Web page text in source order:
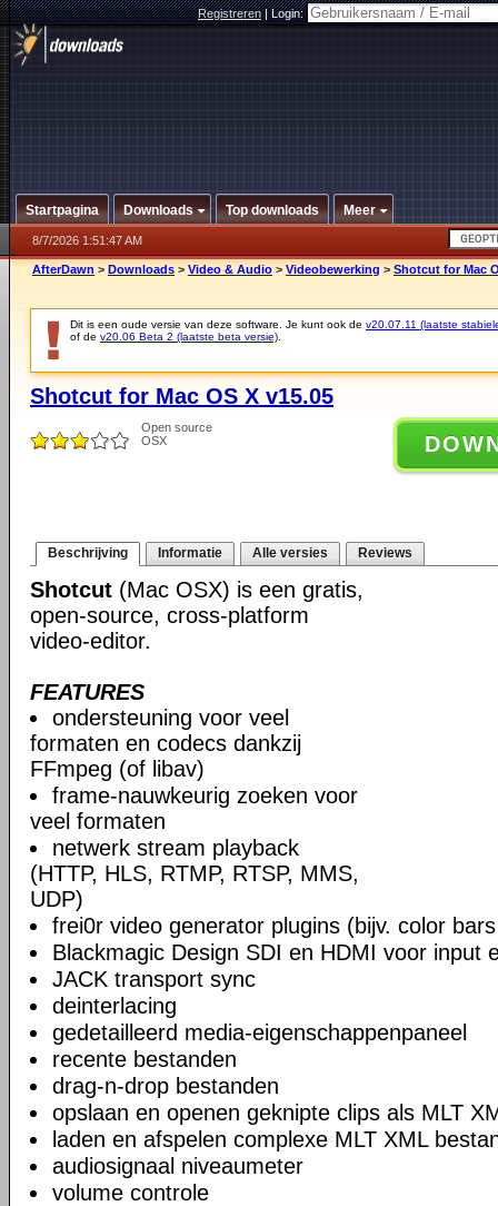
Registreren|Login:
Startpagina Downloads Top downloads Meer
8/7/2026 1:51:47 AM
AfterDawn > Downloads > Video & Audio > Videobewerking > Shotcut for Mac
Dit is een oude versie van deze software. Je kunt ook de v20.07.11 (laatste
of de v20.06 Beta 2 (laatste beta versie)
Shotcut for Mac OS X v15.05
Open source
OSX
Beschrijving Informatie Alle versies Reviews
Shotcut (Mac OSX) is een gratis,
open-source, cross-platform
video-editor.
FEATURES
ondersteuning voor veel
formaten en codecs dankzij
FFmpeg (of libav)
frame-nauwkeurig zoeken voor
veel formaten
netwerk stream playback
(HTTP, HLS, RTMP, RTSP, MMS,
UDP)
frei0r video generator plugins (bijv. color
Blackmagic Design SDI en HDMI voor input
JACK transport sync
deinterlacing
gedetailleerd media-eigenschappenpaneel
recente bestanden
drag-n-drop bestanden
opslaan en openen geknipte clips als MLT
laden en afspelen complexe MLT XML
audiosignaal niveaumeter
volume controle